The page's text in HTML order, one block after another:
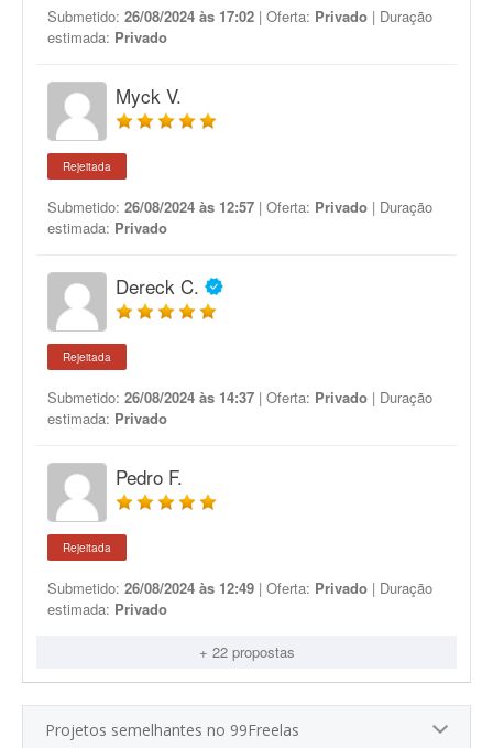
Submetido: 26/08/2024 às 17:02 | Oferta: Privado | Duração
estimada: Privado
Myck V.
Rejeitada
Submetido: 26/08/2024 às 12:57 | Oferta: Privado | Duração
estimada: Privado
Dereck C.
Rejeitada
Submetido: 26/08/2024 às 14:37 | Oferta: Privado | Duração
estimada: Privado
Pedro F.
Rejeitada
Submetido: 26/08/2024 às 12:49 | Oferta: Privado | Duração
estimada: Privado
+ 22 propostas
Projetos semelhantes no 99Freelas